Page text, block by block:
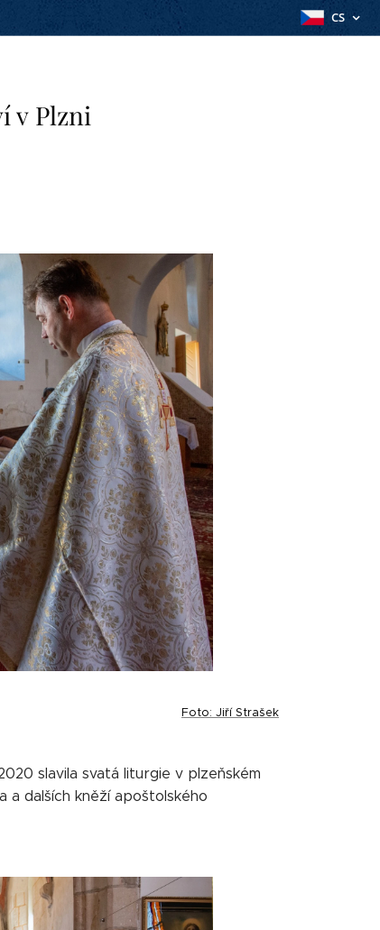
CS
v Plzni
Foto: Jiří Strašek
slavila svatá liturgie v plzeňském
a dalších kněží apoštolského